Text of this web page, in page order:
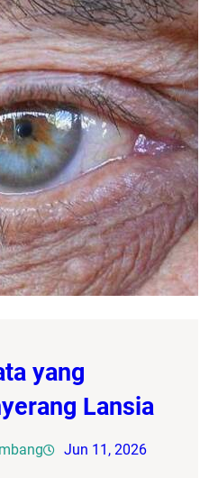
yang
Lansia
Jun 11, 2026